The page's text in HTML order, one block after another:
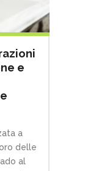
e
a
delle
al